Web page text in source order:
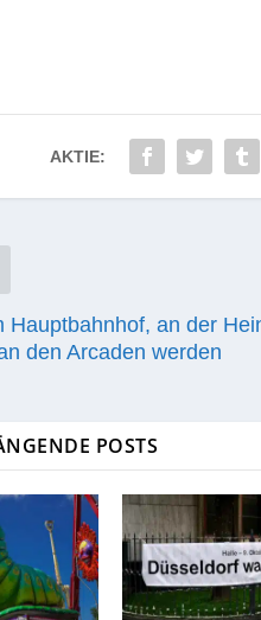
AKTIE:
Hauptbahnhof, an der
den Arcaden werden
POSTS